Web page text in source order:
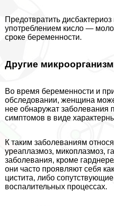
Предотвратить
употрeблением кисло —
сроке беременности.
Другие
Во время беременности и
обследовании, женщина
нее обнаружат заболевания
симптомов в виде
К таким заболеваниям
уреаплазмоз, микоплазмоз,
заболевания, кроме
они часто проявляют себя
цистита, либо
воспалительных процессах.